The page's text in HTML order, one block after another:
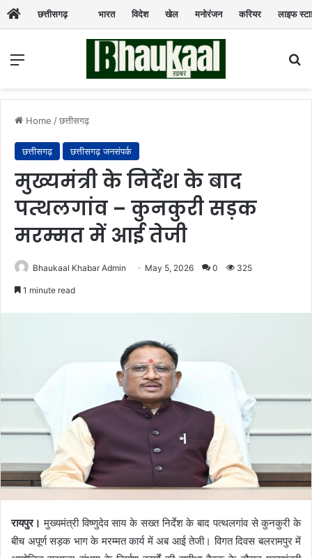
छत्तीसगढ़ भारत विदेश खेल मनोरंजन करियर लाइफ
Menu
Home /छत्तीसगढ़
छत्तीसगढ़ छत्तीसगढ़ जनसंपर्क
मुख्यमंत्री के निर्देश के बाद
पत्थलगांव – कुनकुरी सड़क
मरम्मत में आई तेजी
Bhaukaal Khabar Admin May 5, 2026 0 325
1 minute read
रायपुर। मुख्यमंत्री विष्णुदेव साय के सख्त निर्देश के बाद पत्थलगांव से कुनकुरी के
बीच अपूर्ण सड़क भाग के मरम्मत कार्य में अब आई तेजी। विगत दिवस बलरामपुर में